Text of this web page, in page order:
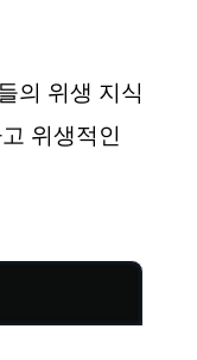
의 위생 지식
위생적인